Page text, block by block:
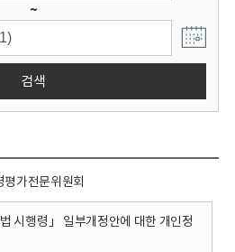
~
검색
평가전문위원회
시행령」 일부개정안에 대한 개인정